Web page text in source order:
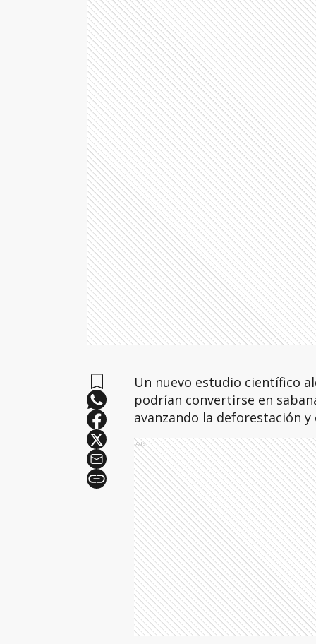
Un nuevo estudio científico
podrían convertirse en
avanzando la deforestación
Ads